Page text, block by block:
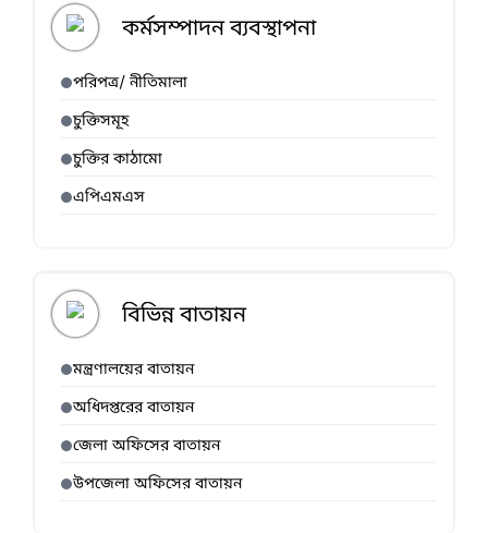
কর্মসম্পাদন ব্যবস্থাপনা
পরিপত্র/ নীতিমালা
চুক্তিসমূহ
চুক্তির কাঠামো
এপিএমএস
বিভিন্ন বাতায়ন
মন্ত্রণালয়ের বাতায়ন
অধিদপ্তরের বাতায়ন
জেলা অফিসের বাতায়ন
উপজেলা অফিসের বাতায়ন